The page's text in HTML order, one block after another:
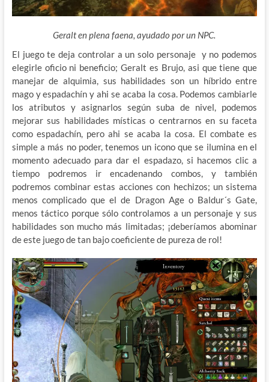
Geralt en plena faena, ayudado por un NPC.
El juego te deja controlar a un solo personaje y no podemos
elegirle oficio ni beneficio; Geralt es Brujo, asi que tiene que
manejar de alquimia, sus habilidades son un híbrido entre
mago y espadachín y ahi se acaba la cosa. Podemos cambiarle
los atributos y asignarlos según suba de nivel, podemos
mejorar sus habilidades místicas o centrarnos en su faceta
como espadachín, pero ahi se acaba la cosa. El combate es
simple a más no poder, tenemos un icono que se ilumina en el
momento adecuado para dar el espadazo, si hacemos clic a
tiempo podremos ir encadenando combos, y también
podremos combinar estas acciones con hechizos; un sistema
menos complicado que el de Dragon Age o Baldur´s Gate,
menos táctico porque sólo controlamos a un personaje y sus
habilidades son mucho más limitadas; ¡deberíamos abominar
de este juego de tan bajo coeficiente de pureza de rol!